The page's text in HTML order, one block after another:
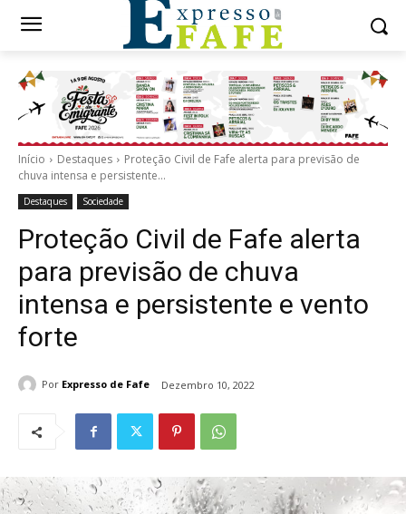
Início Destaques
Proteção Civil de Fafe alerta para previsão de
chuva intensa e persistente...
Destaques Sociedade
Proteção Civil de Fafe alerta
para previsão de chuva
intensa e persistente e vento
forte
Por Expresso de Fafe Dezembro 10, 2022